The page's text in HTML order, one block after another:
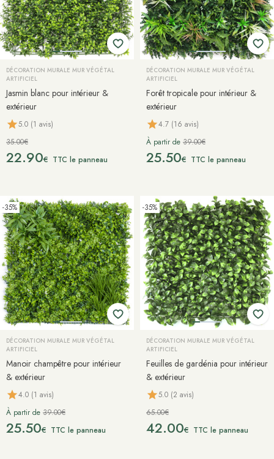
DÉCORATION MURALE MUR VÉGÉTAL
ARTIFICIEL
Jasmin blanc pour intérieur &
extérieur
5.0 (1 avis)
35.00€
22.90€ TTC le panneau
DÉCORATION MURALE MUR VÉGÉTAL
ARTIFICIEL
Forêt tropicale pour intérieur &
extérieur
4.7 (16 avis)
À partir de 39.00€
25.50€ TTC le panneau
-35%
DÉCORATION MURALE MUR VÉGÉTAL
ARTIFICIEL
Manoir champêtre pour intérieur
& extérieur
4.0 (1 avis)
À partir de 39.00€
25.50€ TTC le panneau
-35%
DÉCORATION MURALE MUR VÉGÉTAL
ARTIFICIEL
Feuilles de gardénia pour intérieur
& extérieur
5.0 (2 avis)
65.00€
42.00€ TTC le panneau